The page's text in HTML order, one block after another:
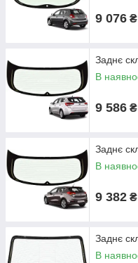
9 076 ₴
Заднє
В
9 586 ₴
Заднє
В
9 382 ₴
Заднє
В